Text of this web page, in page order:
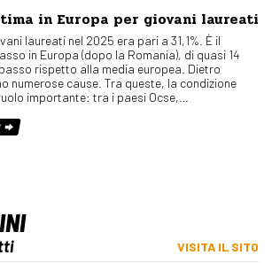
in Europa per giovani laureati
laureati nel 2025 era pari a 31,1%. È il
in Europa (dopo la Romania), di quasi 14
rispetto alla media europea. Dietro
numerose cause. Tra queste, la condizione
importante: tra i paesi Ocse,…
VISITA IL SITO